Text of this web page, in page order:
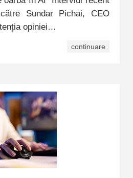
Sundar Pichai, CEO
opiniei…
continuare